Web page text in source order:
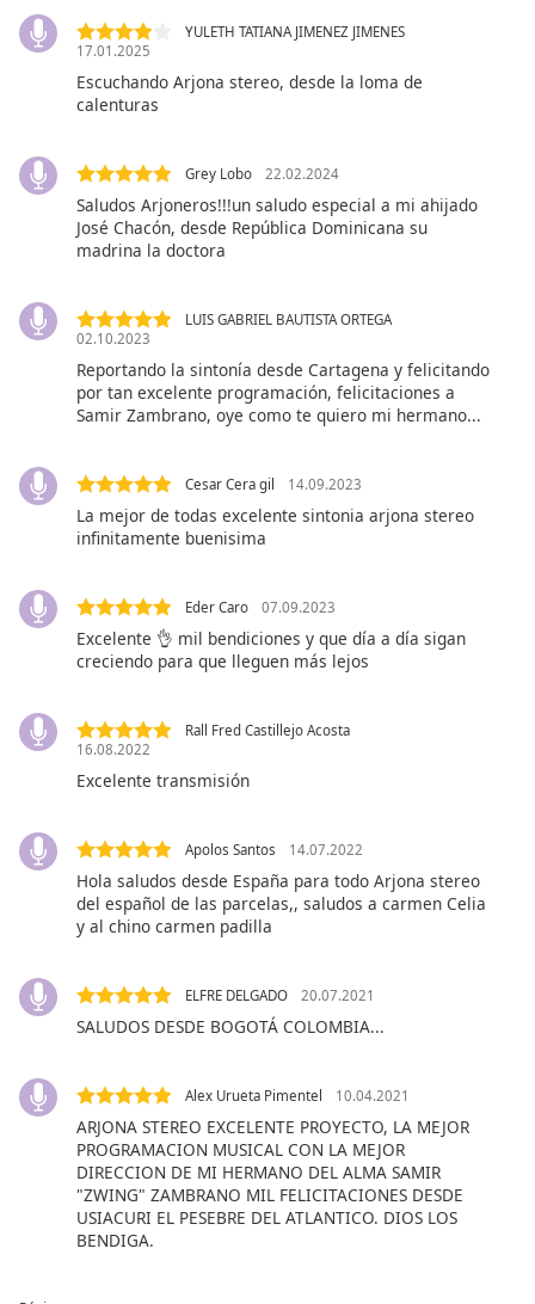
descriptions
off
subtitles
settings,
opens
subtitles
settings
subtitles
off
,
selected
Picture-
in-
Fullscreen
Beginning
Escape
will
window.
Color
Background
YULETH TATIANA JIMENEZ JIMENES
17.01.2025
Escuchando Arjona stereo, desde la loma de
calenturas
Grey Lobo 22.02.2024
Saludos Arjoneros!!!un saludo especial a mi ahijado
José Chacón, desde República Dominicana su
madrina la doctora
LUIS GABRIEL BAUTISTA ORTEGA
02.10.2023
Reportando la sintonía desde Cartagena y felicitando
por tan excelente programación, felicitaciones a
Samir Zambrano, oye como te quiero mi hermano...
Cesar Cera gil 14.09.2023
La mejor de todas excelente sintonia arjona stereo
infinitamente buenisima
Eder Caro 07.09.2023
Excelente 👌 mil bendiciones y que día a día sigan
creciendo para que lleguen más lejos
Rall Fred Castillejo Acosta
16.08.2022
Excelente transmisión
Apolos Santos 14.07.2022
Hola saludos desde España para todo Arjona stereo
del español de las parcelas,, saludos a carmen Celia
y al chino carmen padilla
ELFRE DELGADO 20.07.2021
SALUDOS DESDE BOGOTÁ COLOMBIA...
Alex Urueta Pimentel 10.04.2021
ARJONA STEREO EXCELENTE PROYECTO, LA MEJOR
PROGRAMACION MUSICAL CON LA MEJOR
DIRECCION DE MI HERMANO DEL ALMA SAMIR
"ZWING" ZAMBRANO MIL FELICITACIONES DESDE
USIACURI EL PESEBRE DEL ATLANTICO. DIOS LOS
BENDIGA.